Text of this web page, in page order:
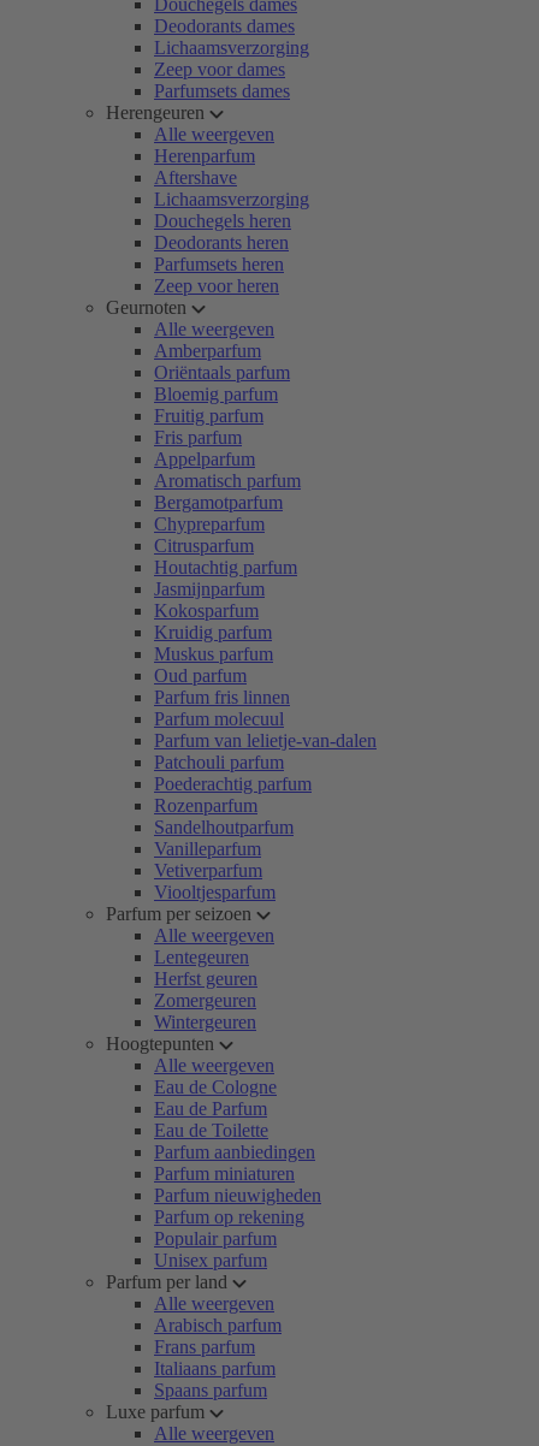
Douchegels dames
Deodorants dames
Lichaamsverzorging
Zeep voor dames
Parfumsets dames
Herengeuren
Alle weergeven
Herenparfum
Aftershave
Lichaamsverzorging
Douchegels heren
Deodorants heren
Parfumsets heren
Zeep voor heren
Geurnoten
Alle weergeven
Amberparfum
Oriëntaals parfum
Bloemig parfum
Fruitig parfum
Fris parfum
Appelparfum
Aromatisch parfum
Bergamotparfum
Chypreparfum
Citrusparfum
Houtachtig parfum
Jasmijnparfum
Kokosparfum
Kruidig parfum
Muskus parfum
Oud parfum
Parfum fris linnen
Parfum molecuul
Parfum van lelietje-van-dalen
Patchouli parfum
Poederachtig parfum
Rozenparfum
Sandelhoutparfum
Vanilleparfum
Vetiverparfum
Viooltjesparfum
Parfum per seizoen
Alle weergeven
Lentegeuren
Herfst geuren
Zomergeuren
Wintergeuren
Hoogtepunten
Alle weergeven
Eau de Cologne
Eau de Parfum
Eau de Toilette
Parfum aanbiedingen
Parfum miniaturen
Parfum nieuwigheden
Parfum op rekening
Populair parfum
Unisex parfum
Parfum per land
Alle weergeven
Arabisch parfum
Frans parfum
Italiaans parfum
Spaans parfum
Luxe parfum
Alle weergeven